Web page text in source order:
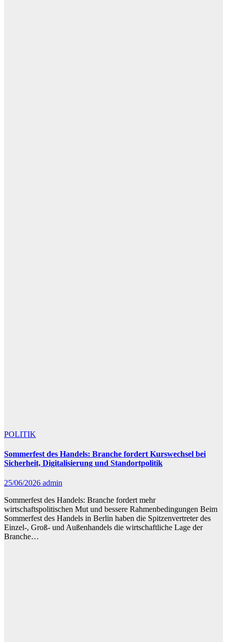
POLITIK
Sommerfest des Handels: Branche fordert Kurswechsel bei
Sicherheit, Digitalisierung und Standortpolitik
25/06/2026 admin
Sommerfest des Handels: Branche fordert mehr
wirtschaftspolitischen Mut und bessere Rahmenbedingungen Beim
Sommerfest des Handels in Berlin haben die Spitzenvertreter des
Einzel-, Groß- und Außenhandels die wirtschaftliche Lage der
Branche…